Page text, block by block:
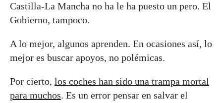
Castilla-La Mancha no ha le ha puesto un pero. El
Gobierno, tampoco.
A lo mejor, algunos aprenden. En ocasiones así, lo
mejor es buscar apoyos, no polémicas.
Por cierto, los coches han sido una trampa mortal
para muchos. Es un error pensar en salvar el